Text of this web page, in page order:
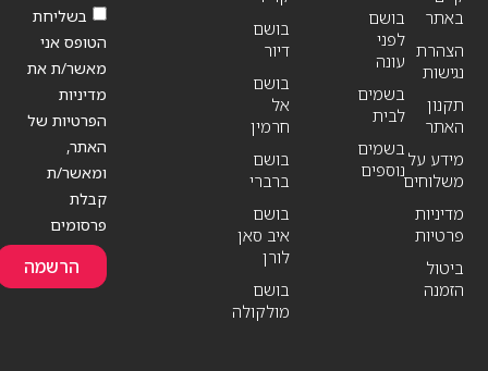
באתר
הצהרת
נגישות
תקנון
האתר
מידע על
משלוחים
מדיניות
פרטיות
ביטול
הזמנה
בושם
לפני
עונה
בשמים
לבית
בשמים
נוספים
בושם
דיור
בושם
אל
חרמין
בושם
ברברי
בושם
איב סאן
לורן
בושם
מולקולה
בשליחת
הטופס אני
מאשר/ת את
מדיניות
הפרטיות של
האתר,
ומאשר/ת
קבלת
פרסומים
הרשמה